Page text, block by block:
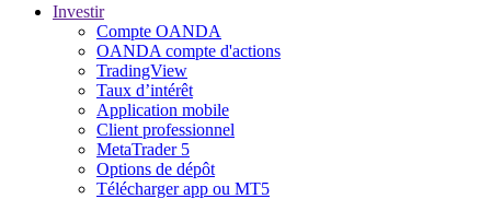
Investir
Compte OANDA
OANDA compte d'actions
TradingView
Taux d’intérêt
Application mobile
Client professionnel
MetaTrader 5
Options de dépôt
Télécharger app ou MT5